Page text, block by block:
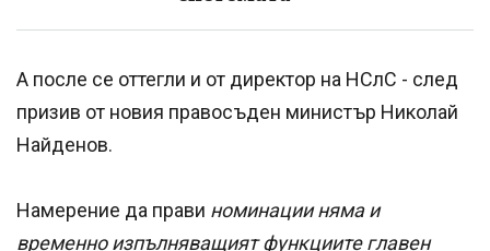
А после се оттегли и от директор на НСлС - след
призив от новия правосъден министър Николай
Найденов.
Намерение да прави номинации няма и
временно изпълняващият функциите главен